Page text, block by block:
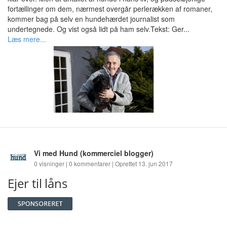
fortællinger om dem, nærmest overgår perlerækken af romaner,
kommer bag på selv en hundehærdet journalist som
undertegnede. Og vist også lidt på ham selv.Tekst: Ger...
Læs mere...
Vi med Hund (kommerciel blogger)
0 visninger | 0 kommentarer | Oprettet 13. jun 2017
Ejer til låns